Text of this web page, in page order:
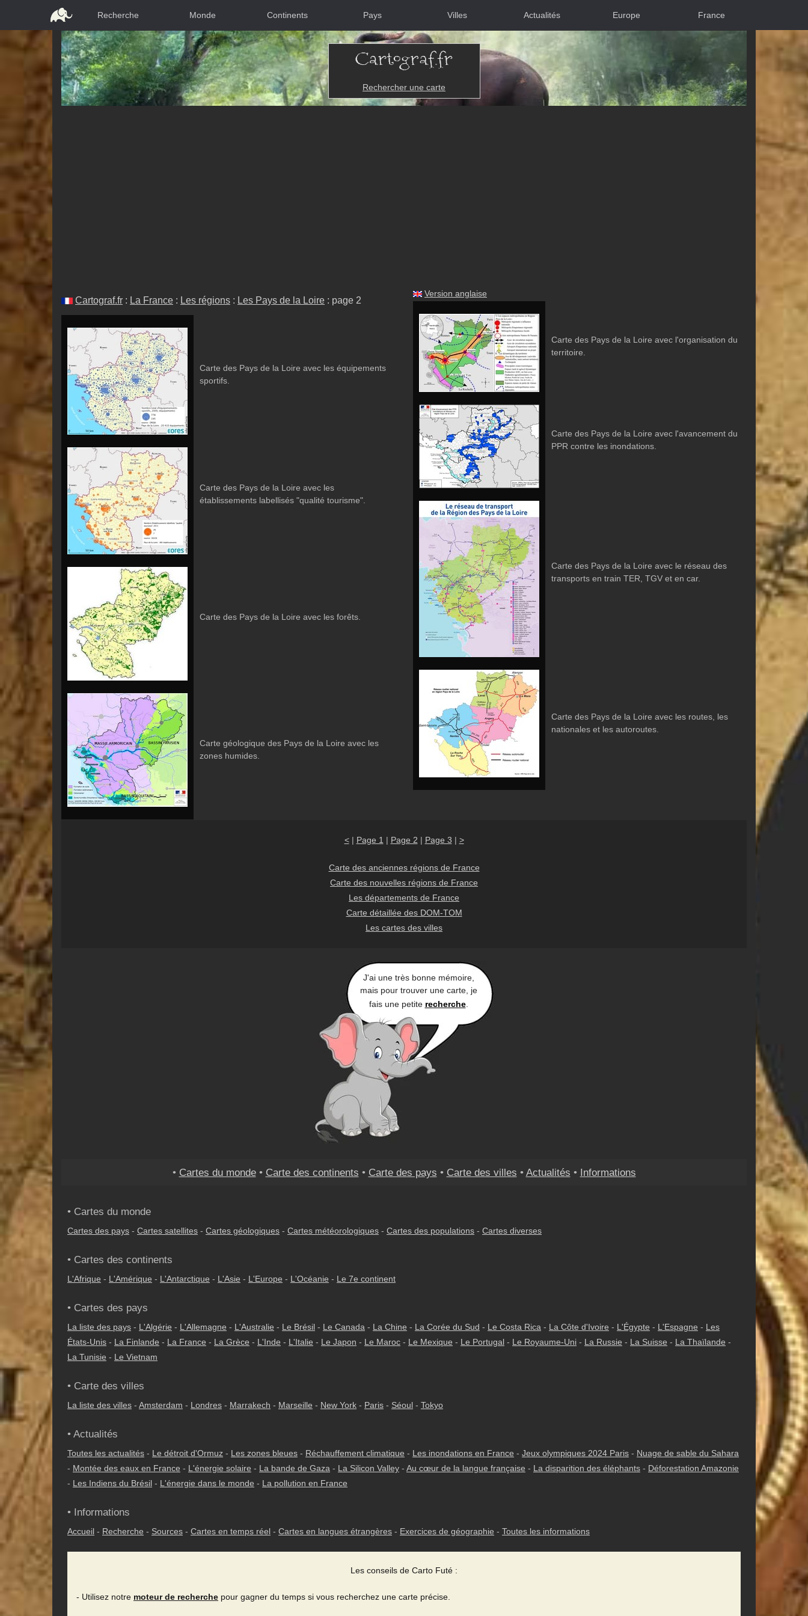
Recherche Monde Continents Pays Villes Actualités Europe France
Rechercher une carte
Cartograf.fr : La France : Les régions : Les Pays de la Loire : page 2
Carte des Pays de la Loire avec les équipements
sportifs.
Carte des Pays de la Loire avec les
établissements labellisés "qualité tourisme".
Carte des Pays de la Loire avec les forêts.
Carte géologique des Pays de la Loire avec les
zones humides.
Version anglaise
Carte des Pays de la Loire avec l'organisation du
territoire.
Carte des Pays de la Loire avec l'avancement du
PPR contre les inondations.
Carte des Pays de la Loire avec le réseau des
transports en train TER, TGV et en car.
Carte des Pays de la Loire avec les routes, les
nationales et les autoroutes.
<| Page 1 | Page 2 | Page 3 | >
Carte des anciennes régions de France
Carte des nouvelles régions de France
Les départements de France
Carte détaillée des DOM-TOM
Les cartes des villes
J'ai une très bonne mémoire,
mais pour trouver une carte, je
fais une petite recherche.
• Cartes du monde• Carte des continents • Carte des pays • Carte des villes • Actualités • Informations
• Cartes du monde
Cartes des pays - Cartes satellites - Cartes géologiques - Cartes météorologiques - Cartes des populations - Cartes diverses
• Cartes des continents
L'Afrique - L'Amérique - L'Antarctique - L'Asie - L'Europe - L'Océanie - Le 7e continent
• Cartes des pays
La liste des pays - L'Algérie - L'Allemagne - L'Australie - Le Brésil - Le Canada - La Chine - La Corée du Sud - Le Costa Rica - La Côte d'Ivoire - L'Égypte - L'Espagne - Les
États-Unis - La Finlande - La France - La Grèce - L'Inde - L'Italie - Le Japon - Le Maroc - Le Mexique - Le Portugal - Le Royaume-Uni - La Russie - La Suisse - La Thaïlande -
La Tunisie - Le Vietnam
• Carte des villes
La liste des villes - Amsterdam - Londres - Marrakech - Marseille - New York - Paris - Séoul - Tokyo
• Actualités
Toutes les actualités - Le détroit d'Ormuz - Les zones bleues - Réchauffement climatique - Les inondations en France - Jeux olympiques 2024 Paris - Nuage de sable du Sahara
- Montée des eaux en France - L'énergie solaire - La bande de Gaza - La Silicon Valley - Au cœur de la langue française - La disparition des éléphants - Déforestation Amazonie
- Les Indiens du Brésil - L'énergie dans le monde - La pollution en France
• Informations
Accueil - Recherche - Sources - Cartes en temps réel - Cartes en langues étrangères - Exercices de géographie - Toutes les informations
Les conseils de Carto Futé :
- Utilisez notre moteur de recherche pour gagner du temps si vous recherchez une carte précise.